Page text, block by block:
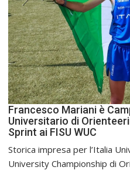
Francesco Mariani è
Universitario di
Sprint ai FISU WUC
Storica impresa per l’Italia
University Championship di